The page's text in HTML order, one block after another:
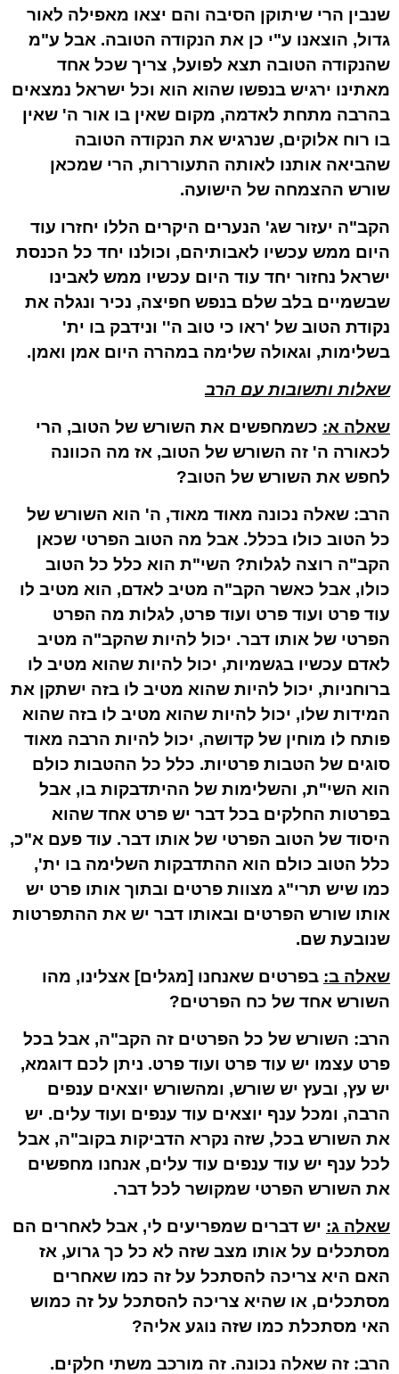
שנבין הרי שיתוקן הסיבה והם יצאו מאפילה לאור
גדול, הוצאנו ע"י כן את הנקודה הטובה. אבל ע"מ
שהנקודה הטובה תצא לפועל, צריך שכל אחד
מאתינו ירגיש בנפשו שהוא הוא וכל ישראל נמצאים
בהרבה מתחת לאדמה, מקום שאין בו אור ה' שאין
בו רוח אלוקים, שנרגיש את הנקודה הטובה
שהביאה אותנו לאותה התעוררות, הרי שמכאן
שורש ההצמחה של הישועה.
הקב"ה יעזור שג' הנערים היקרים הללו יחזרו עוד
היום ממש עכשיו לאבותיהם, וכולנו יחד כל הכנסת
ישראל נחזור יחד עוד היום עכשיו ממש לאבינו
שבשמיים בלב שלם בנפש חפיצה, נכיר ונגלה את
נקודת הטוב של 'ראו כי טוב ה'' ונידבק בו ית'
בשלימות, וגאולה שלימה במהרה היום אמן ואמן.
שאלות ותשובות עם הרב
שאלה א: כשמחפשים את השורש של הטוב, הרי
לכאורה ה' זה השורש של הטוב, אז מה הכוונה
לחפש את השורש של הטוב?
הרב: שאלה נכונה מאוד מאוד, ה' הוא השורש של
כל הטוב כולו בכלל. אבל מה הטוב הפרטי שכאן
הקב"ה רוצה לגלות? השי"ת הוא כלל כל הטוב
כולו, אבל כאשר הקב"ה מטיב לאדם, הוא מטיב לו
עוד פרט ועוד פרט ועוד פרט, לגלות מה הפרט
הפרטי של אותו דבר. יכול להיות שהקב"ה מטיב
לאדם עכשיו בגשמיות, יכול להיות שהוא מטיב לו
ברוחניות, יכול להיות שהוא מטיב לו בזה ישתקן את
המידות שלו, יכול להיות שהוא מטיב לו בזה שהוא
פותח לו מוחין של קדושה, יכול להיות הרבה מאוד
סוגים של הטבות פרטיות. כלל כל ההטבות כולם
הוא השי"ת, והשלימות של ההיתדבקות בו, אבל
בפרטות החלקים בכל דבר יש פרט אחד שהוא
היסוד של הטוב הפרטי של אותו דבר. עוד פעם א"כ,
כלל הטוב כולם הוא ההתדבקות השלימה בו ית',
כמו שיש תרי"ג מצוות פרטים ובתוך אותו פרט יש
אותו שורש הפרטים ובאותו דבר יש את ההתפרטות
שנובעת שם.
שאלה ב: בפרטים שאנחנו [מגלים] אצלינו, מהו
השורש אחד של כח הפרטים?
הרב: השורש של כל הפרטים זה הקב"ה, אבל בכל
פרט עצמו יש עוד פרט ועוד פרט. ניתן לכם דוגמא,
יש עץ, ובעץ יש שורש, ומהשורש יוצאים ענפים
הרבה, ומכל ענף יוצאים עוד ענפים ועוד עלים. יש
את השורש בכל, שזה נקרא הדביקות בקוב"ה, אבל
לכל ענף יש עוד ענפים עוד עלים, אנחנו מחפשים
את השורש הפרטי שמקושר לכל דבר.
שאלה ג: יש דברים שמפריעים לי, אבל לאחרים הם
מסתכלים על אותו מצב שזה לא כל כך גרוע, אז
האם היא צריכה להסתכל על זה כמו שאחרים
מסתכלים, או שהיא צריכה להסתכל על זה כמוש
האי מסתכלת כמו שזה נוגע אליה?
הרב: זה שאלה נכונה. זה מורכב משתי חלקים.